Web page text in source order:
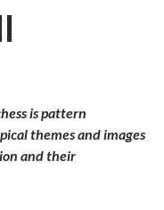
is pattern
themes and images
and their